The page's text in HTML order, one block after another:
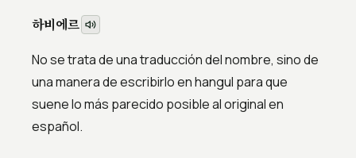
하비에르
No se trata de una traducción del nombre, sino de
una manera de escribirlo en hangul para que
suene lo más parecido posible al original en
español.